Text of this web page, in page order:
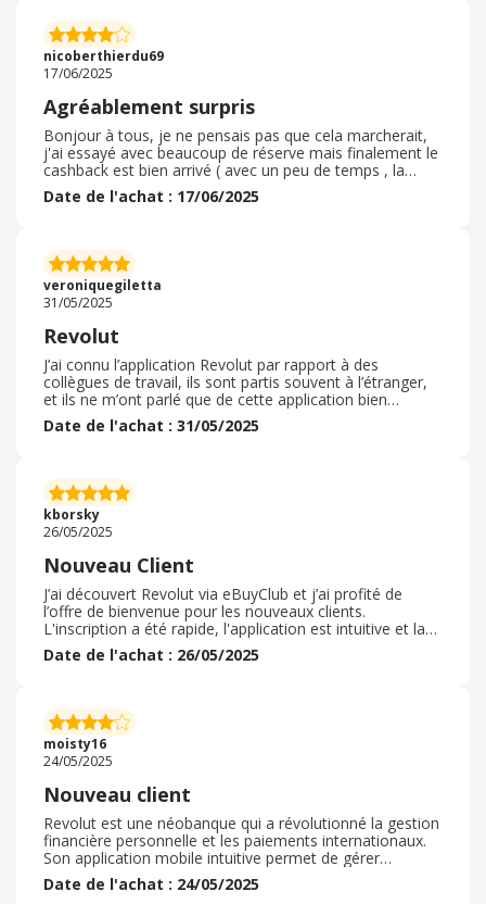
visible facilement, je sait ou j'en suis en terme de budget
instantanément. Je recommande vivement cette banque,
c'est hyper pratique et sécurisée !
nicoberthierdu69
17/06/2025
Agréablement surpris
Bonjour à tous, je ne pensais pas que cela marcherait,
j'ai essayé avec beaucoup de réserve mais finalement le
cashback est bien arrivé ( avec un peu de temps , la
banque révolut est trop bien. Tu peux passer de la
crypto-monnaie, des euros, ect...Je conseille cette
disponibles toute la journée et très facile à avoir au
téléphone en cas de soucis, pour finir, je donne une
note favorable pour cette application.
Date de l'achat : 17/06/2025
veroniquegiletta
31/05/2025
Revolut
J’ai connu l’application Revolut par rapport à des
collègues de travail, ils sont partis souvent à l’étranger,
et ils ne m’ont parlé que de cette application bien
pratique, pas de Frais en cas de retrait ou de paiement à
l’étranger, beaucoup de pays, la prennent c’est vraiment
personnellement j’ai commandé une carte pour pouvoir
retirer dans une distributeur, je recommande à tout le
monde, on peut y aller les yeux fermés
Date de l'achat : 31/05/2025
kborsky
26/05/2025
Nouveau Client
J’ai découvert Revolut via eBuyClub et j’ai profité de
l’offre de bienvenue pour les nouveaux clients.
L'inscription a été rapide, l'application est intuitive et la
carte a été reçue en quelques jours. L’activation s’est
faite sans souci et j’ai pu effectuer mon premier
les coffres ou encore les cartes virtuelles. C’est une
bonne solution pour gérer ses finances simplement,
surtout en complément d’une banque traditionnelle.
Date de l'achat : 26/05/2025
moisty16
24/05/2025
Nouveau client
Revolut est une néobanque qui a révolutionné la gestion
financière personnelle et les paiements internationaux.
Son application mobile intuitive permet de gérer
plusieurs devises, faire des virements à l’étranger à
moindre coût, et suivre ses dépenses en temps réel. La
Date de l'achat : 24/05/2025